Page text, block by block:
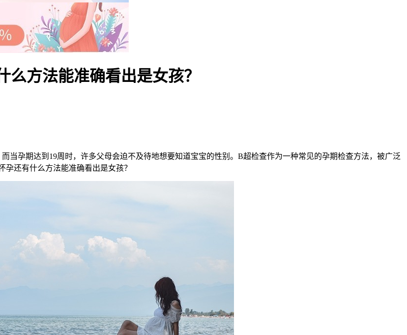
方法能准确看出是女孩？
孕期达到19周时，许多父母会迫不及待地想要知道宝宝的性别。B超检查作为一种常见的孕期检查方法，被广泛
还有什么方法能准确看出是女孩？